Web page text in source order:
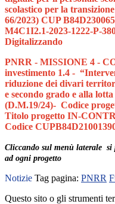
scolastico per la
66/2023) CUP
M4C1I2.1-2023-1222-P-
Digitalizzando
PNRR - MISSIONE 4 -
investimento 1.4 -
riduzione dei divari
e secondo grado e alla
(D.M.19/24)- Codice
Titolo progetto IN-
Codice
Cliccando sul menù laterale si
ad ogni progetto
Notizie Tag pagina: PNRR
Questo sito o gli strumenti